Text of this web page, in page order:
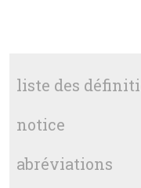
liste des
notice
abréviations